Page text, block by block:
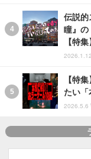
伝説的
瞳』の
【特集】
【特
たい
2026.5.6